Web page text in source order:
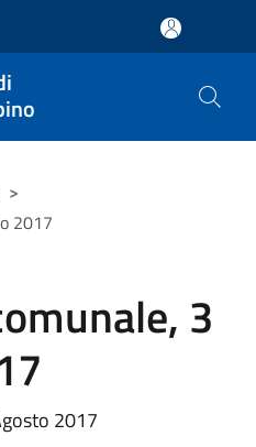
>
2017
3
2017